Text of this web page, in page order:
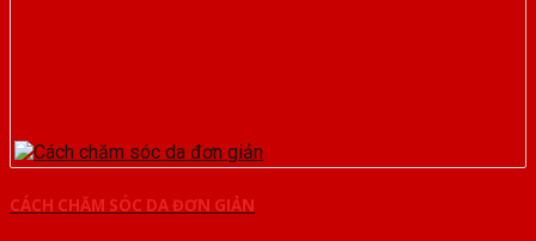
CÁCH CHĂM SÓC DA ĐƠN GIẢN